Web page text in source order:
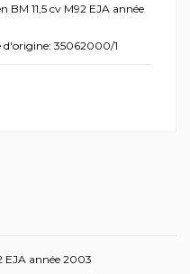
11,5 cv M92 EJA année
d'origine: 35062000/1
EJA année 2003